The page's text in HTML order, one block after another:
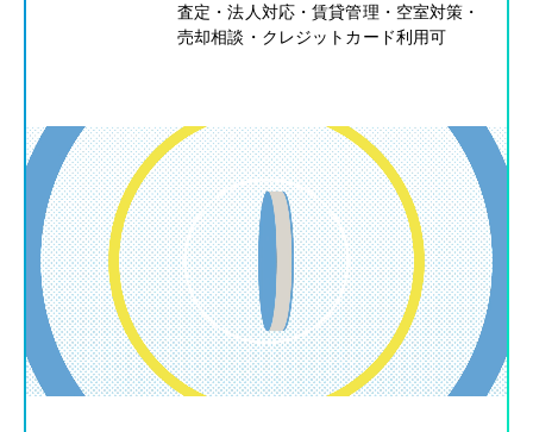
査定・法人対応・賃貸管理・空室対策・
売却相談・クレジットカード利用可